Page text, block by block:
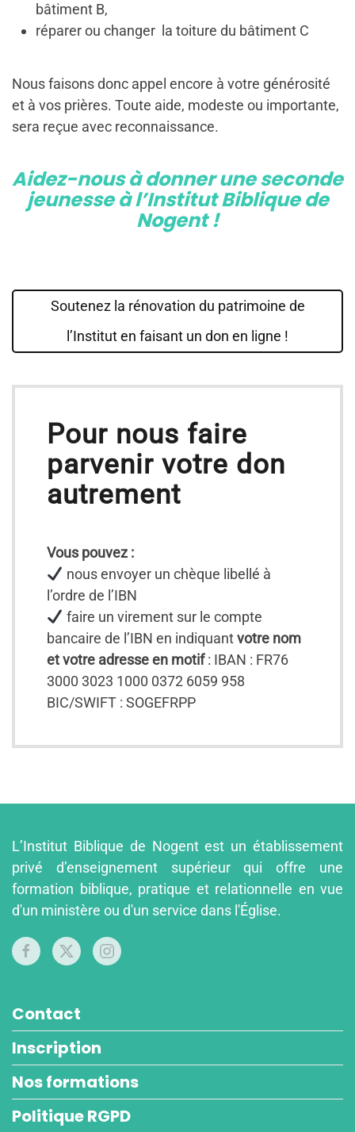
bâtiment B,
réparer ou changer la toiture du bâtiment C
Nous faisons donc appel encore à votre générosité
et à vos prières. Toute aide, modeste ou importante,
sera reçue avec reconnaissance.
Aidez-nous à donner une seconde
jeunesse à l’Institut Biblique de
Nogent !
Soutenez la rénovation du patrimoine de
l’Institut en faisant un don en ligne !
Pour nous faire
parvenir votre don
autrement
Vous pouvez :
nous envoyer un chèque libellé à
l’ordre de l’IBN
faire un virement sur le compte
bancaire de l’IBN en indiquantvotre nom
et votre adresse en motif: IBAN : FR76
3000 3023 1000 0372 6059 958
BIC/SWIFT : SOGEFRPP
L’Institut Biblique de Nogent est un établissement
privé d’enseignement supérieur qui offre une
formation biblique, pratique et relationnelle en vue
d'un ministère ou d'un service dans l'Église.
Contact
Inscription
Nos formations
Politique RGPD